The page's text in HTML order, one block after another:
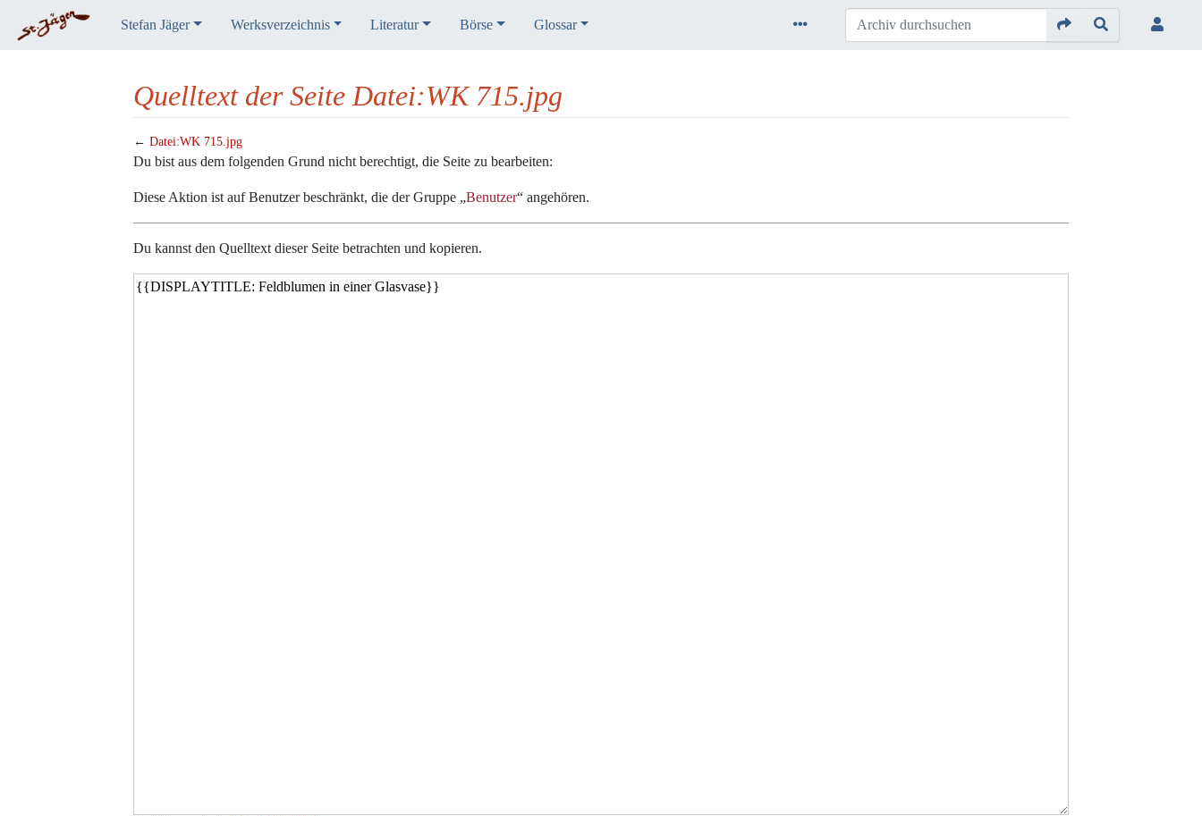
Stefan Jäger Werksverzeichnis Literatur Börse Glossar
Quelltext der Seite Datei:WK 715.jpg
← Datei:WK 715.jpg
Wechseln zu:Navigation,Suche
Du bist aus dem folgenden Grund nicht berechtigt, die Seite zu bearbeiten:
Diese Aktion ist auf Benutzer beschränkt, die der Gruppe „Benutzer“ angehören.
Du kannst den Quelltext dieser Seite betrachten und kopieren.